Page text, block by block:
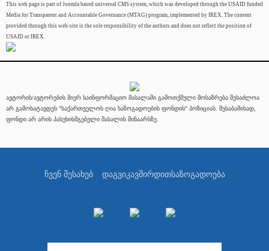
This web page is part of Joomla based universal CMS system, which was developed through the USAID funded
Media for Transparent and Accountable Governance (MTAG) program, implemented by IREX. The content
provided through this web-site is the sole responsibility of the authors and does not reflect the position of
USAID or IREX.
ავტორის/ავტორების მიერ საინფორმაციო მასალაში გამოთქმული მოსაზრება შესაძლოა
არ გამოხატავდეს "საქართველოს ღია საზოგადოების ფონდის" პოზიციას. შესაბამისად,
ფონდი არ არის პასუხისმგებელი მასალის შინაარსზე.
ჩვენ შესახებ დაგვიკავშირდითსაზოგადოება